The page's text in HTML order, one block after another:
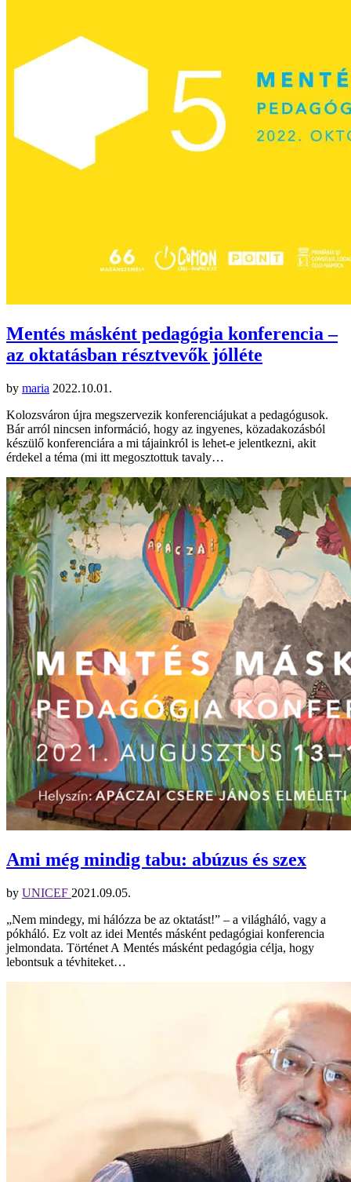
Mentés másként pedagógia konferencia –
az oktatásban résztvevők jólléte
by maria 2022.10.01.
Kolozsváron újra megszervezik konferenciájukat a pedagógusok.
Bár arról nincsen információ, hogy az ingyenes, közadakozásból
készülő konferenciára a mi tájainkról is lehet-e jelentkezni, akit
érdekel a téma (mi itt megosztottuk tavaly…
Ami még mindig tabu: abúzus és szex
by UNICEF 2021.09.05.
„Nem mindegy, mi hálózza be az oktatást!” – a világháló, vagy a
pókháló. Ez volt az idei Mentés másként pedagógiai konferencia
jelmondata. Történet A Mentés másként pedagógia célja, hogy
lebontsuk a tévhiteket…